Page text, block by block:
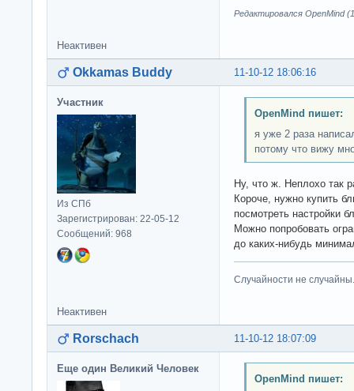
Редактировался OpenMind
Неактивен
11-10-12 18:06:16
Okkamas Buddy
Участник
Из СПб
Зарегистрирован: 22-05-12
Сообщений: 968
OpenMind пишет:
я уже 2 раза
потому что вижу
Ну, что ж. Неплохо так
Короче, нужно купить
посмотреть настройки
Можно попробовать
до каких-нибудь
Случайности не случайны.
Неактивен
11-10-12 18:07:09
Rorschach
Еще один Великий Человек
OpenMind пишет: